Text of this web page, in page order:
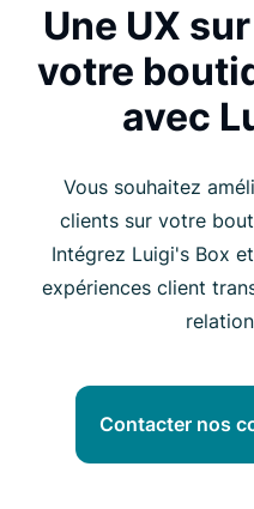
Une UX
votre
avec
Vous souhaitez
clients sur votre
Intégrez Luigi's Box
expériences client
Contacter nos